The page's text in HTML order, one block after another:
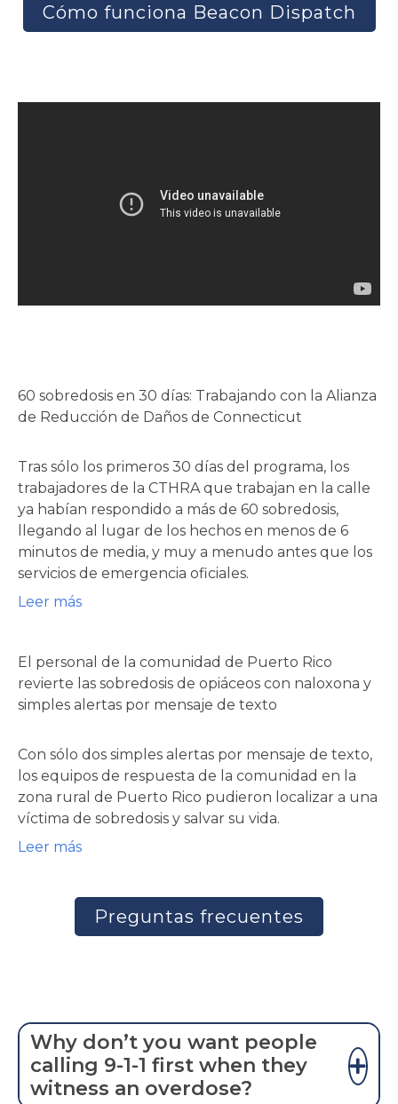
Cómo funciona Beacon Dispatch
60 sobredosis en 30 días: Trabajando con la Alianza
de Reducción de Daños de Connecticut
Tras sólo los primeros 30 días del programa, los
trabajadores de la CTHRA que trabajan en la calle
ya habían respondido a más de 60 sobredosis,
llegando al lugar de los hechos en menos de 6
minutos de media, y muy a menudo antes que los
servicios de emergencia oficiales.
Leer más
El personal de la comunidad de Puerto Rico
revierte las sobredosis de opiáceos con naloxona y
simples alertas por mensaje de texto
Con sólo dos simples alertas por mensaje de texto,
los equipos de respuesta de la comunidad en la
zona rural de Puerto Rico pudieron localizar a una
víctima de sobredosis y salvar su vida.
Leer más
Preguntas frecuentes
Why don’t you want people
calling 9-1-1 first when they
witness an overdose?